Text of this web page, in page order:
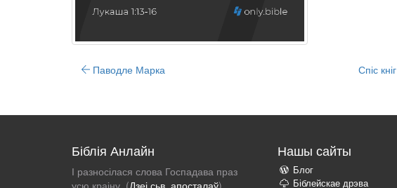
Паводле Марка Спіс кніг
Біблія Анлайн
І разносілася слова Госпадава праз
усю краіну. (Дзеі сьв. апосталаў)
Нашы сайты
Блог
Біблейскае дрэва